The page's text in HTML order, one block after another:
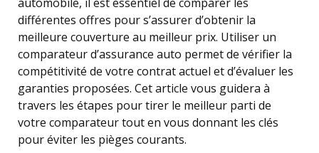
différentes offres pour s’assurer d’obtenir la
meilleure couverture au meilleur prix. Utiliser un
comparateur d’assurance auto permet de vérifier la
compétitivité de votre contrat actuel et d’évaluer les
garanties proposées. Cet article vous guidera à
travers les étapes pour tirer le meilleur parti de
votre comparateur tout en vous donnant les clés
pour éviter les pièges courants.